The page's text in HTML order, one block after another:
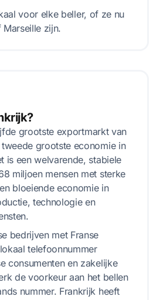
voor elke beller, of ze nu
Marseille zijn.
grootste exportmarkt van
grootste economie in
is een welvarende, stabiele
miljoen mensen met sterke
bloeiende economie in
technologie en
bedrijven met Franse
telefoonnummer
consumenten en zakelijke
de voorkeur aan het bellen
nummer. Frankrijk heeft